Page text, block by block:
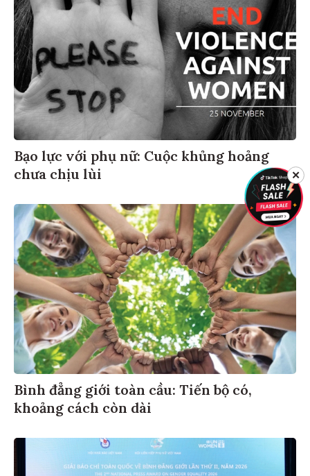
Bạo lực với phụ nữ: Cuộc khủng hoảng
chưa chịu lùi
Bình đẳng giới toàn cầu: Tiến bộ có,
khoảng cách còn dài
✕